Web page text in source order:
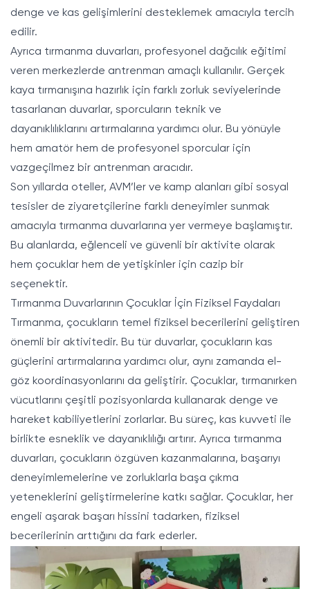
denge ve kas gelişimlerini desteklemek amacıyla tercih
edilir.
Ayrıca tırmanma duvarları, profesyonel dağcılık eğitimi
veren merkezlerde antrenman amaçlı kullanılır. Gerçek
kaya tırmanışına hazırlık için farklı zorluk seviyelerinde
tasarlanan duvarlar, sporcuların teknik ve
dayanıklılıklarını artırmalarına yardımcı olur. Bu yönüyle
hem amatör hem de profesyonel sporcular için
vazgeçilmez bir antrenman aracıdır.
Son yıllarda oteller, AVM’ler ve kamp alanları gibi sosyal
tesisler de ziyaretçilerine farklı deneyimler sunmak
amacıyla tırmanma duvarlarına yer vermeye başlamıştır.
Bu alanlarda, eğlenceli ve güvenli bir aktivite olarak
hem çocuklar hem de yetişkinler için cazip bir
seçenektir.
Tırmanma Duvarlarının Çocuklar İçin Fiziksel Faydaları
Tırmanma, çocukların temel fiziksel becerilerini geliştiren
önemli bir aktivitedir. Bu tür duvarlar, çocukların kas
güçlerini artırmalarına yardımcı olur, aynı zamanda el-
göz koordinasyonlarını da geliştirir. Çocuklar, tırmanırken
vücutlarını çeşitli pozisyonlarda kullanarak denge ve
hareket kabiliyetlerini zorlarlar. Bu süreç, kas kuvveti ile
birlikte esneklik ve dayanıklılığı artırır. Ayrıca tırmanma
duvarları, çocukların özgüven kazanmalarına, başarıyı
deneyimlemelerine ve zorluklarla başa çıkma
yeteneklerini geliştirmelerine katkı sağlar. Çocuklar, her
engeli aşarak başarı hissini tadarken, fiziksel
becerilerinin arttığını da fark ederler.